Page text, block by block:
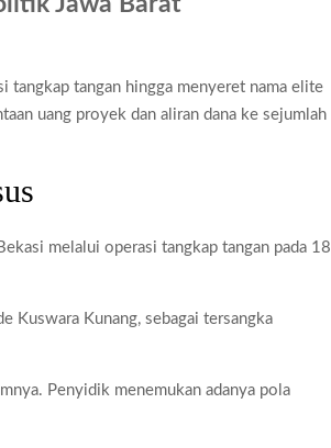
Kategori
Lewat Riset
tangkap tangan hingga menyeret nama elite
uang proyek dan aliran dana ke sejumlah
melalui operasi tangkap tangan pada 18
Kuswara Kunang, sebagai tersangka
Penyidik menemukan adanya pola